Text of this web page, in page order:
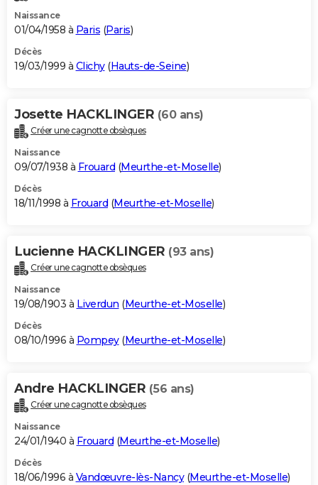
Naissance
01/04/1958 à Paris (Paris)
Décès
19/03/1999 à Clichy(Hauts-de-Seine)
Josette HACKLINGER (60 ans)
Créer une cagnotte obsèques
Naissance
09/07/1938 à Frouard (Meurthe-et-Moselle)
Décès
18/11/1998 à Frouard (Meurthe-et-Moselle)
Lucienne HACKLINGER (93 ans)
Créer une cagnotte obsèques
Naissance
19/08/1903 à Liverdun (Meurthe-et-Moselle)
Décès
08/10/1996 à Pompey(Meurthe-et-Moselle)
Andre HACKLINGER (56 ans)
Créer une cagnotte obsèques
Naissance
24/01/1940 à Frouard (Meurthe-et-Moselle)
Décès
18/06/1996 à Vandœuvre-lès-Nancy(Meurthe-et-Moselle)